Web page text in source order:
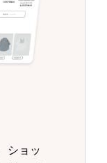
ショッ